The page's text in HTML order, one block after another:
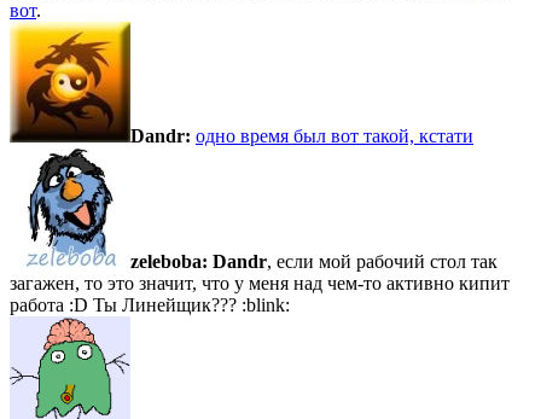
вот.
Dandr: одно время был вот такой, кстати
zeleboba: Dandr, если мой рабочий стол так
загажен, то это значит, что у меня над чем-то активно кипит
работа :D Ты Линейщик??? :blink: